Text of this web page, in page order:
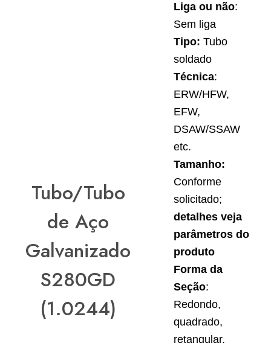
Tubo/Tubo
de Aço
Galvanizado
S280GD
(1.0244)
Liga ou não:
Sem liga
Tipo: Tubo
soldado
Técnica:
ERW/HFW,
EFW,
DSAW/SSAW
etc.
Tamanho:
Conforme
solicitado;
detalhes veja
parâmetros do
produto
Forma da
Seção:
Redondo,
quadrado,
retangular,